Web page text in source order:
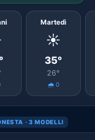
Martedì
☀️
35°
26°
🌧️ 0
· 3 MODELLI